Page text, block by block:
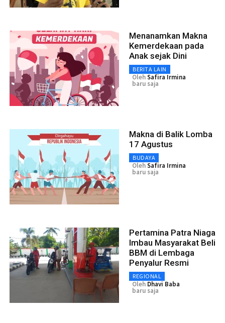
Menanamkan Makna
Kemerdekaan pada
Anak sejak Dini
BERITA LAIN
OlehSafira Irmina
baru saja
Makna di Balik Lomba
17 Agustus
BUDAYA
OlehSafira Irmina
baru saja
Pertamina Patra Niaga
Imbau Masyarakat Beli
BBM di Lembaga
Penyalur Resmi
REGIONAL
Oleh Dhavi Baba
baru saja